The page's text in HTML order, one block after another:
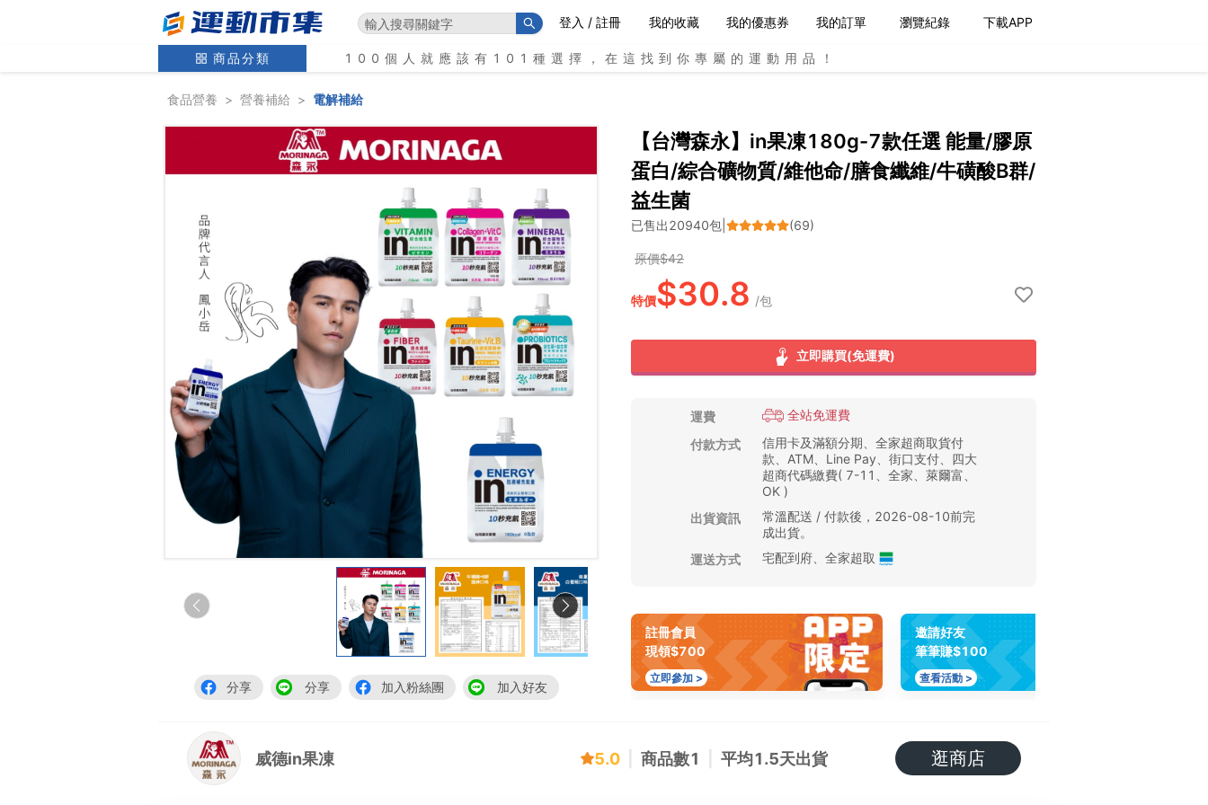
登入 / 註冊 我的收藏 我的優惠券 我的訂單 瀏覽紀錄 下載APP
商品分類 100個人就應該有101種選擇，在這找到你專屬的運動用品！
食品營養 > 營養補給 > 電解補給
分享 分享 加入粉絲團 加入好友
【台灣森永】in果凍180g-7款任選 能量/膠原
蛋白/綜合礦物質/維他命/膳食纖維/牛磺酸B群/
益生菌
已售出20940包 (69)
原價$42
特價$30.8 /包
立即購買(免運費)
運費
全站免運費
付款方式
信用卡及滿額分期、全家超商取貨付
款、ATM、Line Pay、街口支付、四大
超商代碼繳費( 7-11、全家、萊爾富、
OK )
出貨資訊
常溫配送 / 付款後，2026-08-10前完
成出貨。
運送方式
宅配到府、 全家超取
註冊會員
現領$700
立即參加 >
邀請好友
筆筆賺$100
查看活動 >
威德in果凍 5.0 商品數1 平均1.5天出貨 逛商店